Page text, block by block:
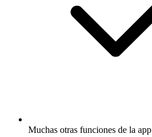
Muchas otras funciones de la app